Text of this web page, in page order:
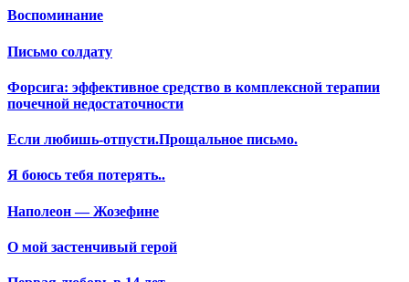
Воспоминание
Письмо солдату
Форсига: эффективное средство в комплексной терапии
почечной недостаточности
Если любишь-отпусти.Прощальное письмо.
Я боюсь тебя потерять..
Наполеон — Жозефине
О мой застенчивый герой